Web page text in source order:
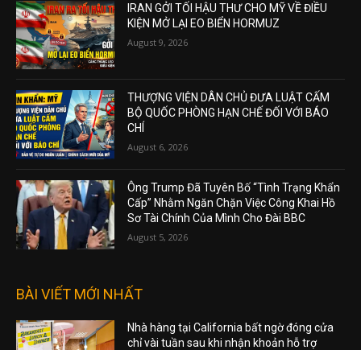
IRAN GỞI TỐI HẬU THƯ CHO MỸ VỀ ĐIỀU
KIỆN MỞ LẠI EO BIỂN HORMUZ
August 9, 2026
THƯỢNG VIỆN DÂN CHỦ ĐƯA LUẬT CẤM
BỘ QUỐC PHÒNG HẠN CHẾ ĐỐI VỚI BÁO
CHÍ
August 6, 2026
Ông Trump Đã Tuyên Bố “Tình Trạng Khẩn
Cấp” Nhằm Ngăn Chặn Việc Công Khai Hồ
Sơ Tài Chính Của Mình Cho Đài BBC
August 5, 2026
BÀI VIẾT MỚI NHẤT
Nhà hàng tại California bất ngờ đóng cửa
chỉ vài tuần sau khi nhận khoản hỗ trợ